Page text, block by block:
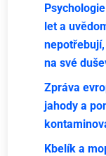
let a
na své
Zpráva
jahody a
Kbelík a